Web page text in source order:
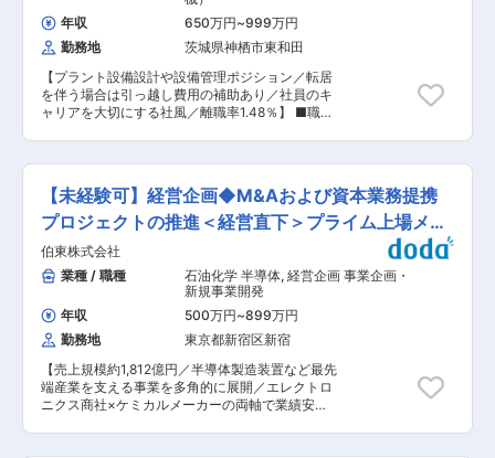
生産設備は単に製品をつくるのではなく設計から
製造、検査、出荷に至る各工程で優れた品質を生
み出すものと考え、ハード、ソフトにわたる医薬
品の生産管理システムであるGMP、品質管理シス
テムの国際標準規格であるISO9000シリーズを意
識した品質管理を行なっています。 ◎長年、学校
現場や給食センター、その他スーパーマーケット
誇ることからその製品力の高さを伺うことができ
ます。 変更の範囲：会社の定める業務
ています。 ◇製品開発 ・DR（設計審査会）に基
づく開発業務（設計〜試作〜量産移管まで） ・
FMEAに基づく試作評価（設計検証、仮説検証、
性能評価など、試作からデータ取得・評価まで）
・CAD設計製図 ◇生産支援業務 ・既存生産品の
生産性向上や不良低減 ・製造管理業務の効率化支
援（システム導入やスマートファクトリ推進にお
ける技術支援） ◇技術サービス 顧客対応、技術
応いただきます。 ※新規品番の立ち上げ時など、
1か月前後の長期出張が発生する可能性がありま
す。 ■キャリアパス： 設計開発のみでなく、生
産支援や顧客への技術サービスなど多様な業務経
験を積むことができる環境です。また将来的なマ
ネジメント職への挑戦含め、新卒入社・中途入社
問わず、社員がのびのびと活躍できる環境も整っ
ています。 ■将来性、魅力点： ・発電、石油化
学、建材、半導体、自動車、航空宇宙等、幅広い
業界と取引をしており、各分野で高いシェアを獲
得している製品を保有しております。特定業界へ
の依存度が少ないことや、ニッチではあるが社会
に不可欠な製品を供給していることから、景気や
す。 ・半導体および省エネ、脱炭素などの環境分
年収
650万円~999万円
勤務地
茨城県神栖市東和田
【プラント設備設計や設備管理ポジション／転居
を伴う場合は引っ越し費用の補助あり／社員のキ
ャリアを大切にする社風／離職率1.48％】 ■職務
す。ご経験や勤務地に応じて、配属ポジションを
ご提案します。 ＜プラントエンジニア（機械・電
気・建築）＞ ◎設備設計 ・新規導入あるいは改造
するプロセス/機器の基本設計 ・設備の改善策に
ついて、生産部との打ち合わせ、計画立案、基本
設計 ・設計したプロセス/機器導入のための設備
投資計画の立案、実行、進捗管理 ・機械/電装計
装機器の仕様検討、設計・図面の作成 ・現場工事
の安全、品質、工事管理 ◎設備管理 ・安定生産を
維持するための設備管理計画の作成、管理 ・機器
トラブル発生時のトラブルシューティング ・現場
工事の安全、品質、工事管理 ＜勤務地＞ ・鹿島
事業所（茨城県神栖市東和田36） ・岡山事業所
（岡山県岡山市南区海岸通1-2-1） ・倉敷事業所
（岡山県倉敷市玉島乙島7471） ・鶴海事業所
（岡山県備前市鶴海4342） ・新潟事業所（新潟
【未経験可】経営企画◆M&Aおよび資本業務提携
プロジェクトの推進＜経営直下＞プライム上場メー
カー
伯東株式会社
業種 / 職種
石油化学 半導体, 経営企画 事業企画・
新規事業開発
年収
500万円~899万円
勤務地
東京都新宿区新宿
【売上規模約1,812億円／半導体製造装置など最先
端産業を支える事業を多角的に展開／エレクトロ
ニクス商社×ケミカルメーカーの両軸で業績安定